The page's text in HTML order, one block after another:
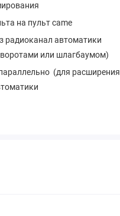
на пульт came
радиоканал автоматики
воротами или шлагбаумом)
(для расширения